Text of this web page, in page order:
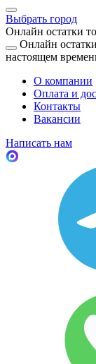
Выбрать город
Онлайн остатки
Онлайн
настоящем
О компании
Оплата и
Контакты
Вакансии
Написать нам